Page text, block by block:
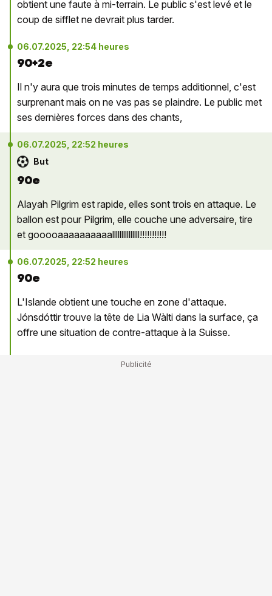
obtient une faute à mi-terrain. Le public s'est levé et le
coup de sifflet ne devrait plus tarder.
06.07.2025, 22:54 heures
90+2e
Il n'y aura que trois minutes de temps additionnel, c'est
surprenant mais on ne vas pas se plaindre. Le public met
ses dernières forces dans des chants,
06.07.2025, 22:52 heures
But
90e
Alayah Pilgrim est rapide, elles sont trois en attaque. Le
ballon est pour Pilgrim, elle couche une adversaire, tire
et gooooaaaaaaaaaalllllllllllllll!!!!!!!!!!!
06.07.2025, 22:52 heures
90e
L'Islande obtient une touche en zone d'attaque.
Jónsdóttir trouve la tête de Lia Wàlti dans la surface, ça
offre une situation de contre-attaque à la Suisse.